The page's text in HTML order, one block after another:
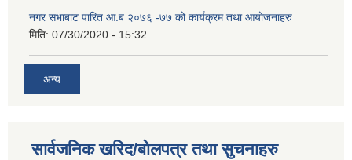
नगर सभाबाट पारित आ.ब २०७६ -७७ को कार्यक्रम तथा आयोजनाहरु
मिति: 07/30/2020 - 15:32
अन्य
सार्वजनिक खरिद/बोलपत्र तथा सुचनाहरु